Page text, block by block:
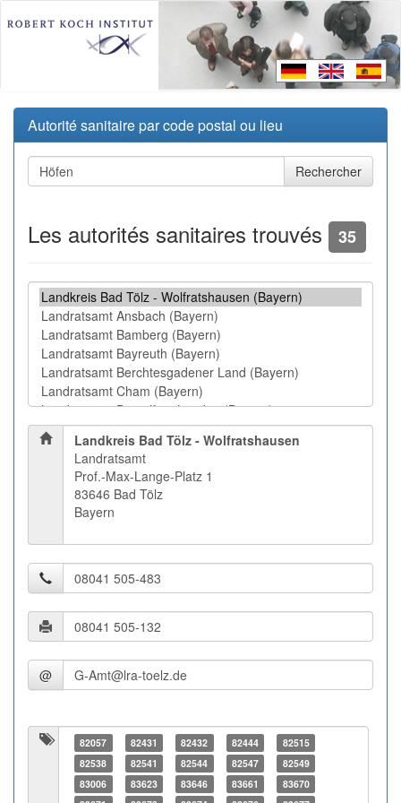
Autorité sanitaire par code postal ou lieu
Les autorités sanitaires trouvés 35
Landkreis Bad Tölz - Wolfratshausen
Landratsamt
Prof.-Max-Lange-Platz 1
83646 Bad Tölz
Bayern
@
82057 82431 82432 82444
82515
82538
82541 82544 82547
82549
83006
83623 83646 83661
83670